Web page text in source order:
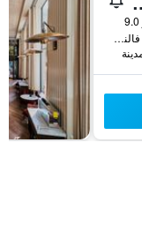
Eugenia Vines 22-24, فالنسيا, منطقة بلنسية, أسبانيا